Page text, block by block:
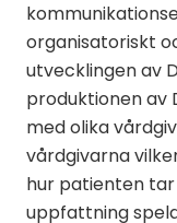
organisatoriskt
utvecklingen av
produktionen av
med olika
vårdgivarna
hur patienten
uppfattning